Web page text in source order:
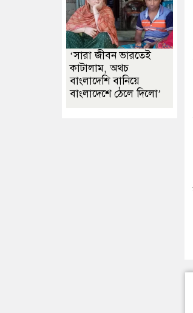
‘সারা জীবন ভারতেই
কাটালাম, অথচ
বাংলাদেশি বানিয়ে
বাংলাদেশে ঠেলে দিলো’